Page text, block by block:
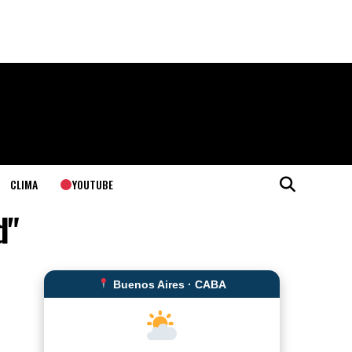
CLIMA YOUTUBE
Buenos Aires · CABA